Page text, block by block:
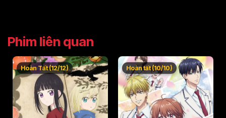
Phim liên quan
Hoàn Tất (12/12) Hoàn tất (10/10)